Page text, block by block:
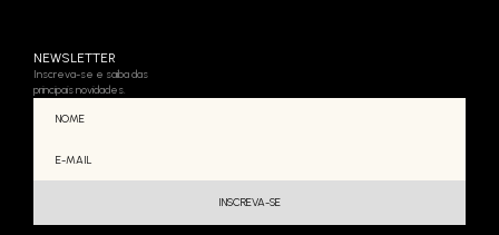
NEWSLETTER
Inscreva-se e saiba das
principais novidades.